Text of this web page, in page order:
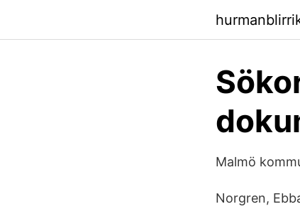
Malmö
Norgren,